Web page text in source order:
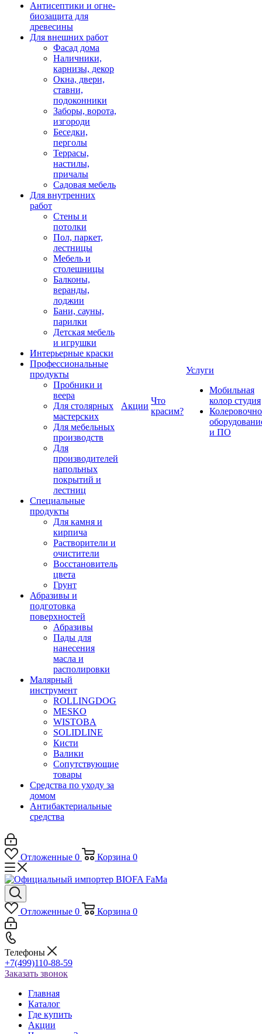
Антисептики и огне-
биозащита для
древесины
Для внешних работ
Фасад дома
Наличники,
карнизы, декор
Окна, двери,
ставни,
подоконники
Заборы, ворота,
изгороди
Беседки,
перголы
Террасы,
настилы,
причалы
Садовая мебель
Для внутренних
работ
Стены и
потолки
Пол, паркет,
лестницы
Мебель и
столешницы
Балконы,
веранды,
лоджии
Бани, сауны,
парилки
Детская мебель
и игрушки
Интерьерные краски
Профессиональные
продукты
Пробники и
веера
Для столярных
мастерских
Для мебельных
производств
Для
производителей
напольных
покрытий и
лестниц
Специальные
продукты
Для камня и
кирпича
Растворители и
очистители
Восстановитель
цвета
Грунт
Абразивы и
подготовка
поверхностей
Абразивы
Пады для
нанесения
масла и
располировки
Малярный
инструмент
ROLLINGDOG
MESKO
WISTOBA
SOLIDLINE
Кисти
Валики
Сопутствующие
товары
Средства по уходу за
домом
Антибактериальные
средства
Акции
Что
красим?
Услуги
Мобильная
колор студия
и ПО
Отложенные 0 Корзина 0
Отложенные 0 Корзина 0
Телефоны
+7(499)110-88-59
Заказать звонок
Главная
Каталог
Где купить
Акции